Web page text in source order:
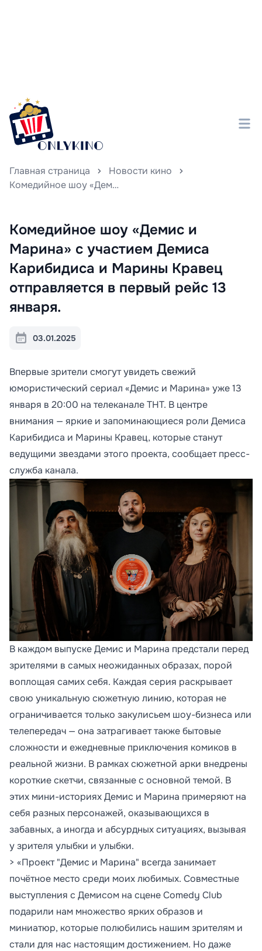
Главная страница
Новости кино
Комедийное шоу «Демис и Марина» с участием Демиса Карибидиса и Марины Кравец отправляется в первый рейс 13 января.
Комедийное шоу «Демис и
Марина» с участием Демиса
Карибидиса и Марины Кравец
отправляется в первый рейс 13
января.
03.01.2025
Впервые зрители смогут увидеть свежий
юмористический сериал «Демис и Марина» уже 13
января в 20:00 на телеканале ТНТ. В центре
внимания — яркие и запоминающиеся роли Демиса
Карибидиса и Марины Кравец, которые станут
ведущими звездами этого проекта, сообщает пресс-
служба канала.
В каждом выпуске Демис и Марина предстали перед
зрителями в самых неожиданных образах, порой
воплощая самих себя. Каждая серия раскрывает
свою уникальную сюжетную линию, которая не
ограничивается только закулисьем шоу-бизнеса или
телепередач — она затрагивает также бытовые
сложности и ежедневные приключения комиков в
реальной жизни. В рамках сюжетной арки внедрены
короткие скетчи, связанные с основной темой. В
этих мини-историях Демис и Марина примеряют на
себя разных персонажей, оказывающихся в
забавных, а иногда и абсурдных ситуациях, вызывая
у зрителя улыбки и улыбки.
> «Проект "Демис и Марина" всегда занимает
почётное место среди моих любимых. Совместные
выступления с Демисом на сцене Comedy Club
подарили нам множество ярких образов и
миниатюр, которые полюбились нашим зрителям и
стали для нас настоящим достижением. Но даже